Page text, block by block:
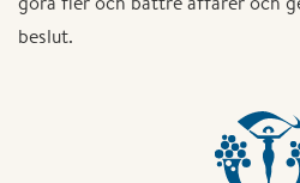
beslut.